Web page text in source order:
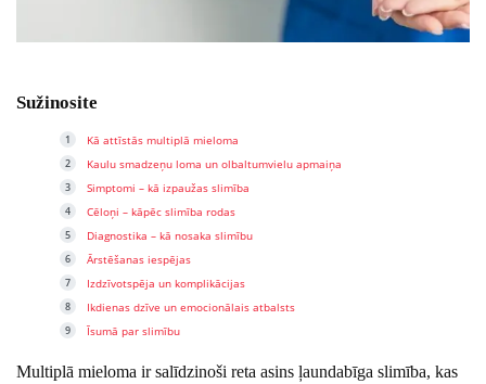
Sužinosite
Kā attīstās multiplā mieloma
Kaulu smadzeņu loma un olbaltumvielu apmaiņa
Simptomi – kā izpaužas slimība
Cēloņi – kāpēc slimība rodas
Diagnostika – kā nosaka slimību
Ārstēšanas iespējas
Izdzīvotspēja un komplikācijas
Ikdienas dzīve un emocionālais atbalsts
Īsumā par slimību
Multiplā mieloma ir salīdzinoši reta asins ļaundabīga slimība, kas